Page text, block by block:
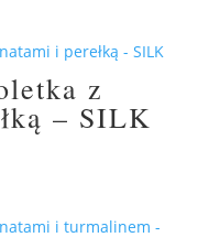
z
– SILK